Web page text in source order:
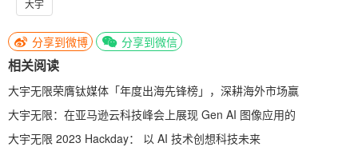
大宇
分享到微博 分享到微信
相关阅读
大宇无限荣膺钛媒体「年度出海先锋榜」，深耕海外市场赢
大宇无限：在亚马逊云科技峰会上展现 Gen AI 图像应用的
大宇无限 2023 Hackday： 以 AI 技术创想科技未来